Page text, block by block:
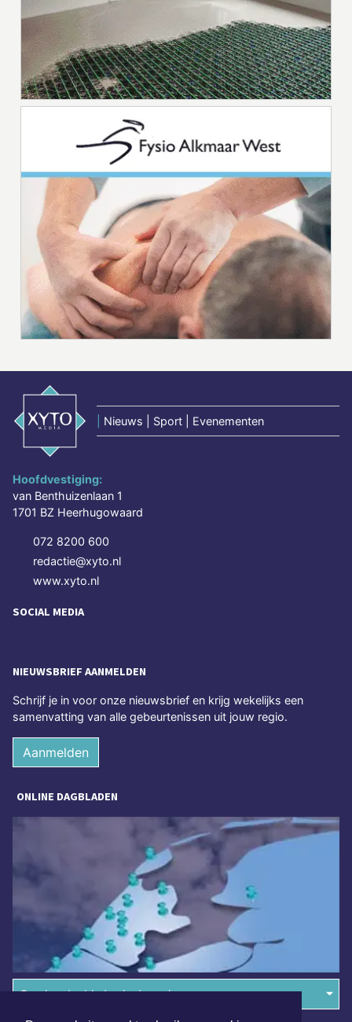
Nieuws | Sport | Evenementen
Hoofdvestiging:
van Benthuizenlaan 1
1701 BZ Heerhugowaard
072 8200 600
redactie@xyto.nl
www.xyto.nl
SOCIAL MEDIA
NIEUWSBRIEF AANMELDEN
Schrijf je in voor onze nieuwsbrief en krijg wekelijks een
samenvatting van alle gebeurtenissen uit jouw regio.
Aanmelden
ONLINE DAGBLADEN
Overige dagbladen in de regio